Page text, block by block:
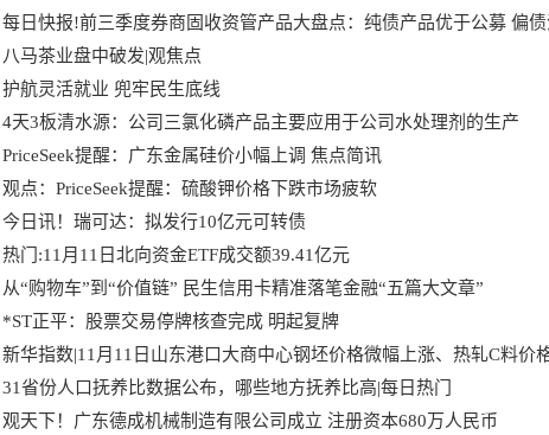
每日快报!前三季度券商固收资管产品大盘点：纯债产品优于公募 偏
高超过20%
八马茶业盘中破发|观焦点
护航灵活就业 兜牢民生底线
4天3板清水源：公司三氯化磷产品主要应用于公司水处理剂的生产
PriceSeek提醒：广东金属硅价小幅上调 焦点简讯
观点：PriceSeek提醒：硫酸钾价格下跌市场疲软
今日讯！瑞可达：拟发行10亿元可转债
热门:11月11日北向资金ETF成交额39.41亿元
从“购物车”到“价值链” 民生信用卡精准落笔金融“五篇大文章”
*ST正平：股票交易停牌核查完成 明起复牌
新华指数|11月11日山东港口大商中心钢坯价格微幅上涨、热轧C料价
热讯
31省份人口抚养比数据公布，哪些地方抚养比高|每日热门
观天下！广东德成机械制造有限公司成立 注册资本680万人民币